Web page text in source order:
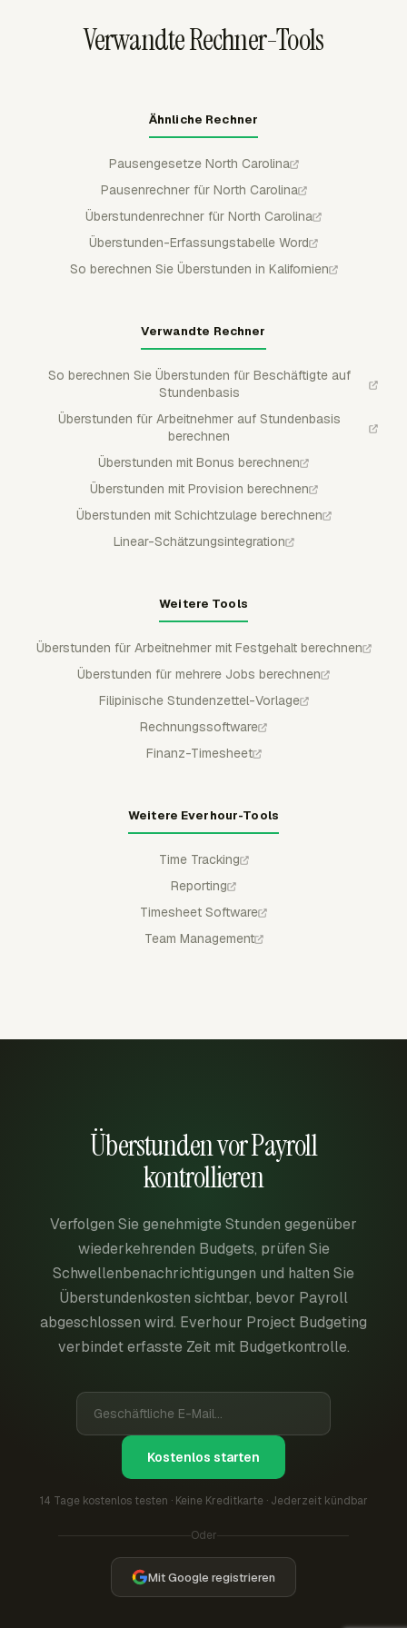
Verwandte Rechner-Tools
Ähnliche Rechner
Pausengesetze North Carolina
Pausenrechner für North Carolina
Überstundenrechner für North Carolina
Überstunden-Erfassungstabelle Word
So berechnen Sie Überstunden in Kalifornien
Verwandte Rechner
So berechnen Sie Überstunden für Beschäftigte auf
Stundenbasis
Überstunden für Arbeitnehmer auf Stundenbasis
berechnen
Überstunden mit Bonus berechnen
Überstunden mit Provision berechnen
Überstunden mit Schichtzulage berechnen
Linear-Schätzungsintegration
Weitere Tools
Überstunden für Arbeitnehmer mit Festgehalt berechnen
Überstunden für mehrere Jobs berechnen
Filipinische Stundenzettel-Vorlage
Rechnungssoftware
Finanz-Timesheet
Weitere Everhour-Tools
Time Tracking
Reporting
Timesheet Software
Team Management
Überstunden vor Payroll
kontrollieren
Verfolgen Sie genehmigte Stunden gegenüber
wiederkehrenden Budgets, prüfen Sie
Schwellenbenachrichtigungen und halten Sie
Überstundenkosten sichtbar, bevor Payroll
abgeschlossen wird. Everhour Project Budgeting
verbindet erfasste Zeit mit Budgetkontrolle.
Kostenlos starten
14 Tage kostenlos testen · Keine Kreditkarte · Jederzeit kündbar
Oder
Mit Google registrieren